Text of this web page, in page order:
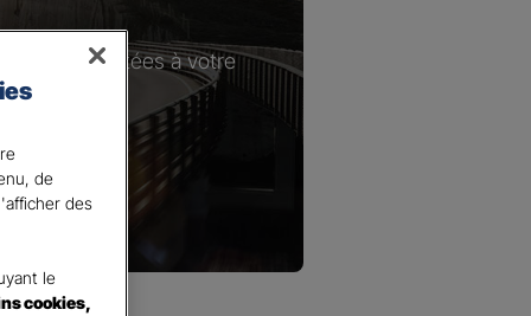
plus adaptées à votre
de
des
le
cookies,